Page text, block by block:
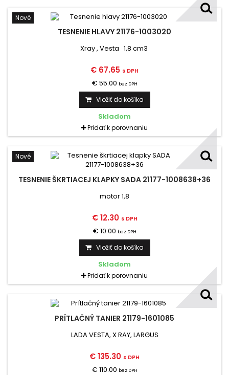
Nové
TESNENIE HLAVY 21176-1003020
Xray , Vesta 1,8 cm3
€ 67.65 s DPH
€ 55.00 bez DPH
Vložiť do košíka
Skladom
Pridať k porovnaniu
Nové
TESNENIE ŠKRTIACEJ KLAPKY SADA 21177-1008638+36
motor 1,8
€ 12.30 s DPH
€ 10.00 bez DPH
Vložiť do košíka
Skladom
Pridať k porovnaniu
PRÍTLAČNÝ TANIER 21179-1601085
LADA VESTA, X RAY, LARGUS
€ 135.30 s DPH
€ 110.00 bez DPH